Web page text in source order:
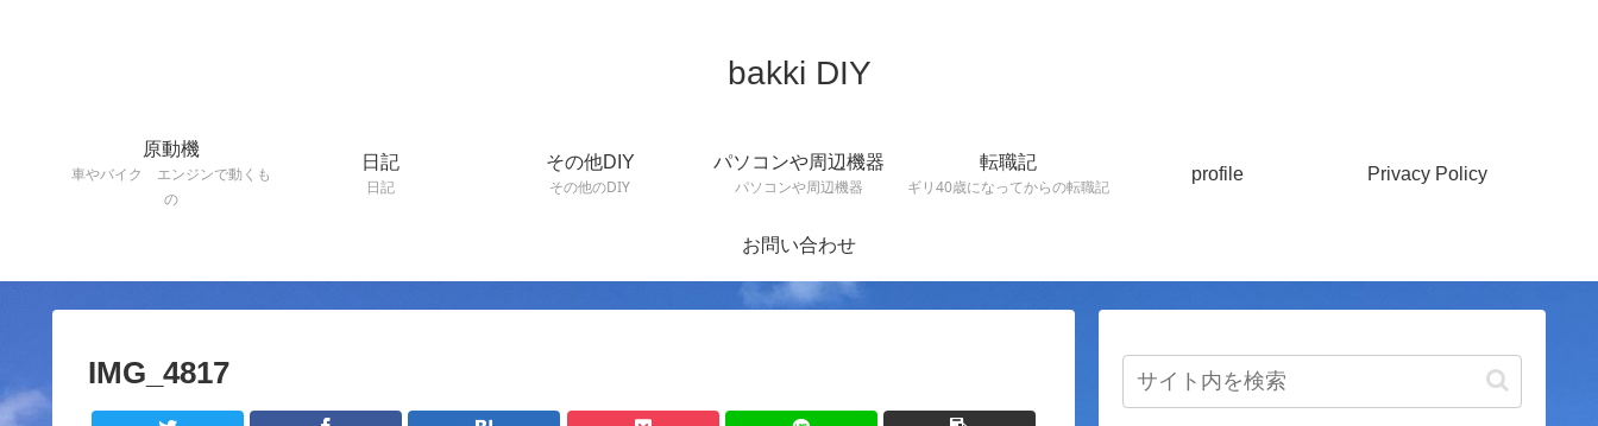
bakki DIY
原動機
車やバイク エンジンで動くも
の
日記
日記
その他DIY
その他のDIY
パソコンや周辺機器
パソコンや周辺機器
転職記
ギリ40歳になってからの転職記
profile Privacy Policy
お問い合わせ
IMG_4817